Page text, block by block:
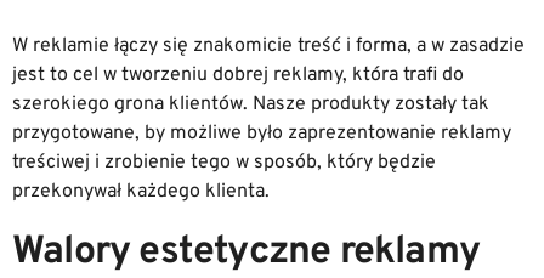
W reklamie łączy się znakomicie treść i forma, a w zasadzie
jest to cel w tworzeniu dobrej reklamy, która trafi do
szerokiego grona klientów. Nasze produkty zostały tak
przygotowane, by możliwe było zaprezentowanie reklamy
treściwej i zrobienie tego w sposób, który będzie
przekonywał każdego klienta.
Walory estetyczne reklamy